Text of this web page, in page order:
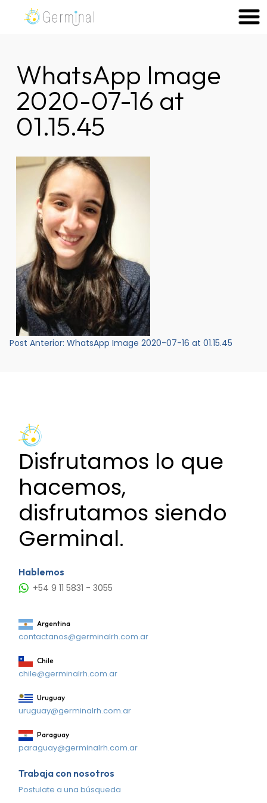
WhatsApp Image
2020-07-16 at
01.15.45
Navegación
Post Anterior: WhatsApp Image 2020-07-16 at 01.15.45
Disfrutamos lo que
hacemos,
disfrutamos siendo
Germinal.
Hablemos
+54 9 11 5831 - 3055
Argentina
contactanos@germinalrh.com.ar
Chile
chile@germinalrh.com.ar
Uruguay
uruguay@germinalrh.com.ar
Paraguay
paraguay@germinalrh.com.ar
Trabaja con nosotros
Postulate a una búsqueda